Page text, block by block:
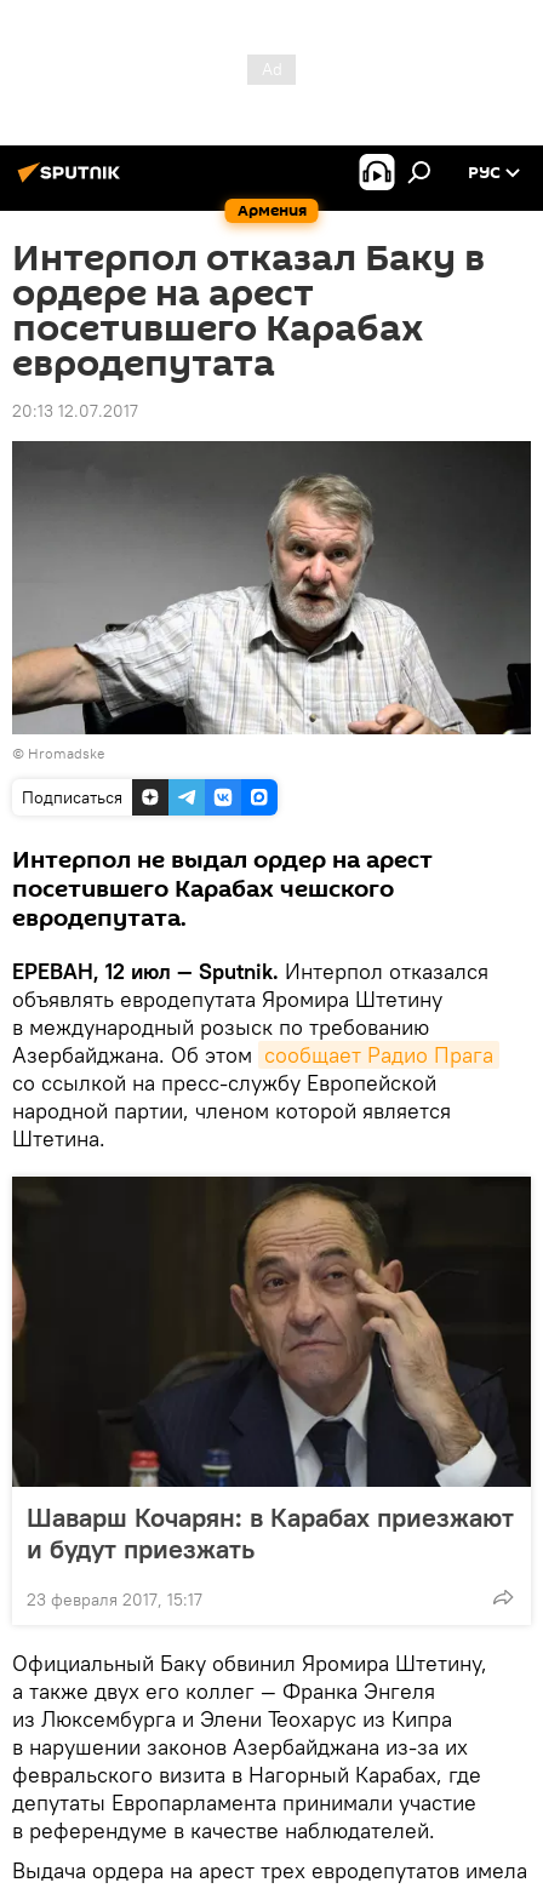
Армения
РУС
Интерпол отказал Баку в
ордере на арест
посетившего Карабах
евродепутата
20:13 12.07.2017
© Hromadske
Подписаться
Интерпол не выдал ордер на арест
посетившего Карабах чешского
евродепутата.
ЕРЕВАН, 12 июл — Sputnik. Интерпол отказался
объявлять евродепутата Яромира Штетину
в международный розыск по требованию
Азербайджана. Об этом сообщает Радио Прага
со ссылкой на пресс-службу Европейской
народной партии, членом которой является
Штетина.
Шаварш Кочарян: в Карабах приезжают
и будут приезжать
23 февраля 2017, 15:17
Официальный Баку обвинил Яромира Штетину,
а также двух его коллег — Франка Энгеля
из Люксембурга и Элени Теохарус из Кипра
в нарушении законов Азербайджана из-за их
февральского визита в Нагорный Карабах, где
депутаты Европарламента принимали участие
в референдуме в качестве наблюдателей.
Выдача ордера на арест трех евродепутатов имела